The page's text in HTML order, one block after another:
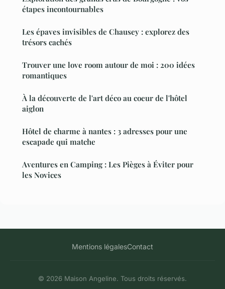
étapes incontournables
Les épaves invisibles de Chausey : explorez des
trésors cachés
Trouver une love room autour de moi : 200 idées
romantiques
À la découverte de l'art déco au coeur de l'hôtel
aiglon
Hôtel de charme à nantes : 3 adresses pour une
escapade qui matche
Aventures en Camping : Les Pièges à Éviter pour
les Novices
Mentions légalesContact
© 2026 Maison Angeline. Tous droits réservés.